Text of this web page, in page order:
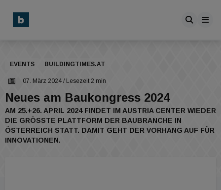
EVENTS BUILDINGTIMES.AT
07. März 2024 / Lesezeit 2 min
Neues am Baukongress 2024
AM 25.+26. APRIL 2024 FINDET IM AUSTRIA CENTER WIEDER
DIE GRÖSSTE PLATTFORM DER BAUBRANCHE IN Ö
STERREICH STATT. DAMIT GEHT DER VORHANG AUF FÜR I
NNOVATIONEN.